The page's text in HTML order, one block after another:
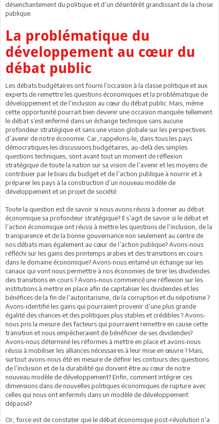
désenchantement du politique et d’un désintérêt grandissant de la chose
publique.
La problématique du
développement au cœur du
débat public
Les débats budgétaires ont fourni l’occasion à la classe politique et aux
experts de remettre les questions économiques et la problématique de
développement et de l’inclusion au cœur du débat public. Mais, même
cette opportunité pourrait bien devenir une occasion manquée tellement
le débat s’est enfermé dans un échange technique sans aucune
profondeur stratégique et sans une vision globale sur les perspectives
d’avenir de notre économie. Car, rappelons-le, dans tous les pays
démocratiques les discussions budgétaires, au-delà des simples
questions techniques, sont avant tout un moment de réflexion
stratégique de toute la nation sur sa vision de l’avenir et les moyens de
contribuer par le biais du budget et de l’action publique à nourrir et à
préparer les pays à la construction d’un nouveau modèle de
développement et un projet de société.
Toute la question est de savoir si nous avons réussi à donner au débat
économique sa profondeur stratégique? Il s’agit de savoir si le débat et
l’action économique ont réussi à mettre les questions de l’inclusion, de la
transparence et de la bonne gouvernance non seulement au centre de
nos débats mais également au cœur de l’action publique? Avons-nous
réfléchi sur les gains des printemps arabes et des transitions en cours
dans le domaine économique? Avons-nous entamé un échange sur les
canaux qui vont nous permettre à nos économies de tirer les dividendes
des transitions en cours ? Avons-nous commencé une réflexion sur les
institutions à mettre en place afin de capitaliser les dividendes et les
bénéfices de la fin de l’autoritarisme, de la corruption et du népotisme ?
Avons-identifié les gains qui pourraient provenir d’une plus grande
égalité des chances et des politiques plus stables et crédibles ? Avons-
nous pris la mesure des facteurs qui pourraient remettre en cause cette
transition et nous empêcheraient de bénéficier de ses dividendes?
Avons-nous déterminé les réformes à mettre en place et avons-nous
réussi à mobiliser les alliances nécessaires à leur mise en œuvre ? Mais,
surtout avons-nous été en mesure de définir les contours des questions
de l’inclusion et de la durabilité qui doivent être au cœur de notre
nouveau modèle de développement? Enfin, comment intégrer ces
dimensions dans de nouvelles politiques économiques de rupture avec
celles qui nous ont enfermés dans un modèle de développement
dépassé?
Or, force est de constater que le débat économique post-révolution n’a